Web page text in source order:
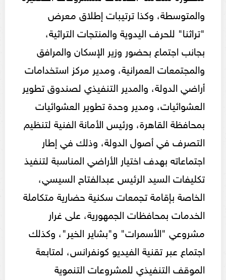
والمتوسطة، وكذا ترتيبات إطلاق معرض
"تراثنا" للحرف اليدوية والمنتجات التراثية،
بجانب اجتماع بحضور وزير الإسكان والمرافق
والمجتمعات العمرانية، ومدير مركز استخدامات
أراضي الدولة، والمدير التنفيذي لصندوق تطوير
العشوائيات، ومدير وحدة تطوير العشوائيات
بمحافظة القاهرة، ورئيس الأمانة الفنية لتنظيم
التصرف في أصول الدولة، وذلك في إطار
اجتماعاته بهدف اختيار الأراضي المناسبة لتنفيذ
تكليفات السيد الرئيس عبدالفتاح السيسي،
الخاصة بإقامة تجمعات سكنية حضارية متكاملة
الخدمات بمحافظات الجمهورية، على غرار
مشروعي "الأسمرات" و"بشاير الخير"، وكذلك
اجتماع عبر تقنية الفيديو كونفرانس، لمتابعة
الموقف التنفيذي للمشروعات التنموية